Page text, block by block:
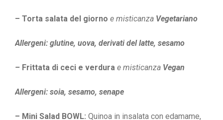
– Torta salata del giorno e misticanza Vegetariano
Allergeni: glutine, uova, derivati del latte, sesamo
– Frittata di ceci e verdura e misticanza Vegan
Allergeni: soia, sesamo, senape
– Mini Salad BOWL: Quinoa in insalata con edamame,